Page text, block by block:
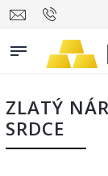
ZLATÝ
SRDCE